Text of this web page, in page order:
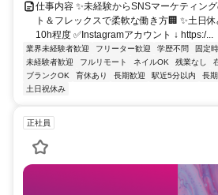
仕事内容 ✨未経験からSNSマーケティン
ト＆フレックスで柔軟な働き方🏢 ✨土日
10h程度 ✅Instagramアカウント ↓ https:/...
業界未経験者歓迎 フリーター歓迎 学歴不問 固定
未経験者歓迎
フルリモート ネイルOK 残業なし
ブランクOK
育休あり 長期歓迎 駅近5分以内 長
土日祝休み
正社員